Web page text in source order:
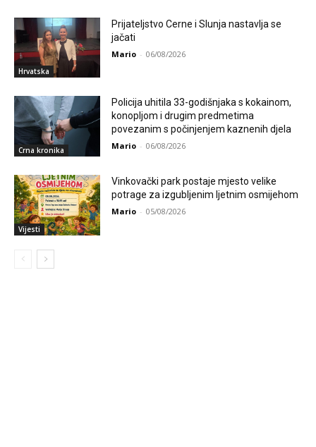
Hrvatska
Prijateljstvo Cerne i Slunja nastavlja se
jačati
Mario - 06/08/2026
Crna kronika
Policija uhitila 33-godišnjaka s kokainom,
konopljom i drugim predmetima
povezanim s počinjenjem kaznenih djela
Mario - 06/08/2026
Vijesti
Vinkovački park postaje mjesto velike
potrage za izgubljenim ljetnim osmijehom
Mario - 05/08/2026